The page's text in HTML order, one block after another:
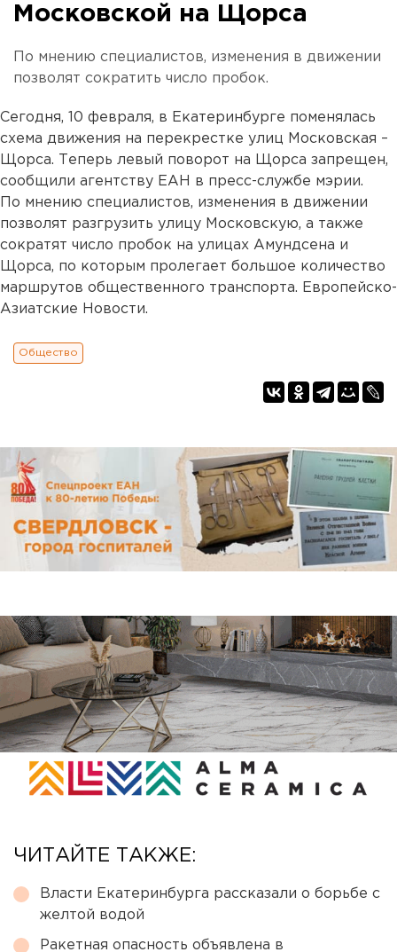
Московской на Щорса
По мнению специалистов, изменения в движении
позволят сократить число пробок.
Сегодня, 10 февраля, в Екатеринбурге поменялась
схема движения на перекрестке улиц Московская –
Щорса. Теперь левый поворот на Щорса запрещен,
сообщили агентству ЕАН в пресс-службе мэрии.
По мнению специалистов, изменения в движении
позволят разгрузить улицу Московскую, а также
сократят число пробок на улицах Амундсена и
Щорса, по которым пролегает большое количество
маршрутов общественного транспорта. Европейско-
Азиатские Новости.
Общество
ЧИТАЙТЕ ТАКЖЕ:
Власти Екатеринбурга рассказали о борьбе с
желтой водой
Ракетная опасность объявлена в